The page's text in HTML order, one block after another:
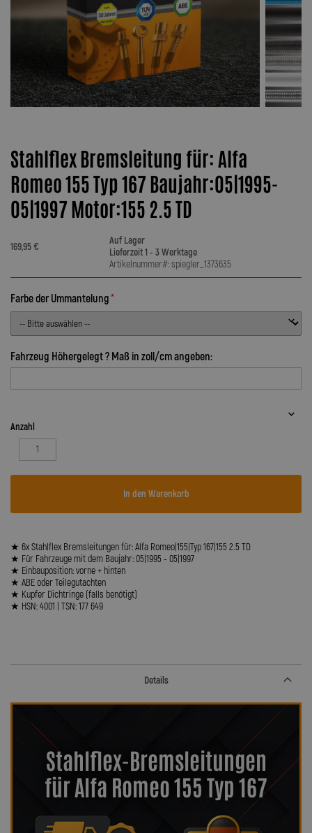
Stahlflex Bremsleitung für: Alfa
Romeo 155 Typ 167 Baujahr:05|1995-
05|1997 Motor:155 2.5 TD
169,95 €
Auf Lager
Lieferzeit 1 - 3 Werktage
Artikelnummer#: spiegler_1373635
Farbe der Ummantelung
Fahrzeug Höhergelegt ? Maß in zoll/cm angeben:
Anzahl
In den Warenkorb
★ 6x Stahlflex Bremsleitungen für: Alfa Romeo|155|Typ 167|155 2.5 TD
★ Für Fahrzeuge mit dem Baujahr: 05|1995 - 05|1997
★ Einbauposition: vorne + hinten
★ ABE oder Teilegutachten
★ Kupfer Dichtringe (falls benötigt)
★ HSN: 4001 | TSN: 177 649
Details
Stahlflex-Bremsleitungen
für Alfa Romeo 155 Typ 167